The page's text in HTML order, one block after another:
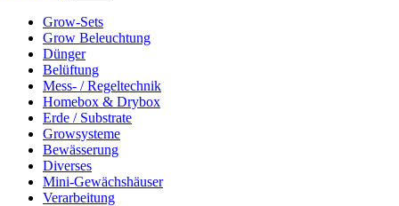
Grow-Sets
Grow Beleuchtung
Dünger
Belüftung
Mess- / Regeltechnik
Homebox & Drybox
Erde / Substrate
Growsysteme
Bewässerung
Diverses
Mini-Gewächshäuser
Verarbeitung